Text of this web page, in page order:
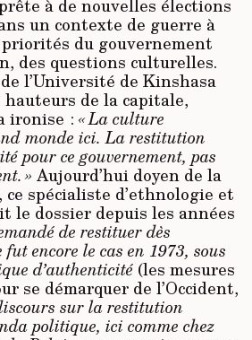
à de nouvelles élections
un contexte de guerre à
priorités du gouvernement
des questions culturelles.
l’Université de Kinshasa
de la capitale,
ironise : « La culture
monde ici. La restitution
pour ce gouvernement, pas
» Aujourd’hui doyen de la
spécialiste d’ethnologie et
le dossier depuis les années
de restituer dès
fut encore le cas en 1973, sous
d’authenticité (les mesures
se démarquer de l’Occident,
sur la restitution
politique, ici comme chez